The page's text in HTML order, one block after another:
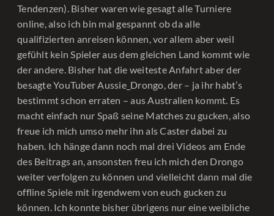
Tendenzen). Bisher waren wie gesagt alle Turniere
online, also ich bin mal gespannt ob da alle
qualifizierten anreisen können, vor allem aber weil
gefühlt kein Spieler aus dem gleichen Land kommt wie
der andere. Bisher hat die weiteste Anfahrt aber der
besagte YouTuber Aussie_Drongo, der – ja ihr habt’s
bestimmt schon erraten – aus Australien kommt. Es
macht einfach nur Spaß seine Matches zu gucken, also
freue ich mich umso mehr ihn als Caster dabei zu
haben. Ich hänge dann noch mal drei Videos am Ende
des Beitrags an, ansonsten freu ich mich den Drongo
weiter verfolgen zu können und vielleicht dann mal die
offline Spiele mit irgendwem von euch gucken zu
können. Ich konnte bisher übrigens nur eine weibliche